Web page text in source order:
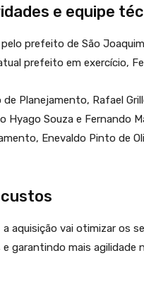
e equipe
prefeito de São
prefeito em exercício,
Planejamento, Rafael
Souza e Fernando
Enevaldo Pinto de
custos
aquisição vai otimizar os
garantindo mais agilidade